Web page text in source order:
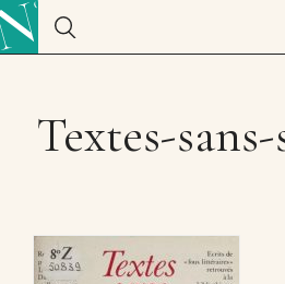
Textes-